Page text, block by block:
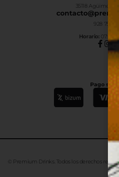
35118 Agüimes,
928 754 363
Horario: 07:00h
Pago
© Premium Drinks. Todos los derechos